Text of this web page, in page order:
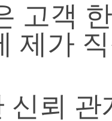
고객
제가
신뢰